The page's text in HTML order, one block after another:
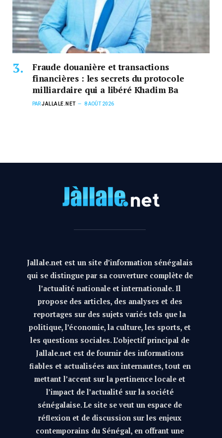
Fraude douanière et transactions
financières : les secrets du protocole
milliardaire qui a libéré Khadim Ba
PARJALLALE.NET 8 AOÛT 2026
Jallale.net est un site d’information sénégalais
qui se distingue par sa couverture complète de
l’actualité nationale et internationale. Il
propose des articles, des analyses et des
reportages sur des sujets variés tels que la
politique, l’économie, la culture, les sports, et
les questions sociales. L’objectif principal de
Jallale.net est de fournir des informations
fiables et actualisées aux internautes, tout en
mettant l’accent sur la pertinence locale et
l’impact de l’actualité sur la société
sénégalaise. Le site se veut un espace de
réflexion et de discussion sur les enjeux
contemporains du Sénégal, en offrant une